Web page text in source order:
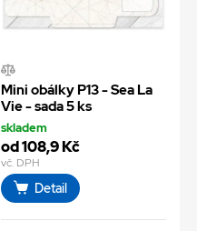
Mini obálky P13 - Sea La
Vie - sada 5 ks
skladem
od 108,9 Kč
vč. DPH
Detail